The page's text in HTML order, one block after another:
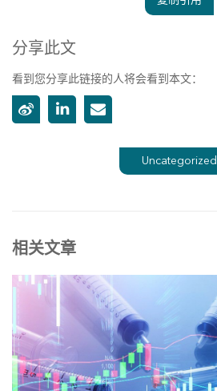
分享此文
看到您分享此链接的人将会看到本文：
Uncategorized
相关文章